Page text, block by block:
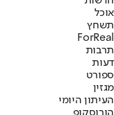
אוכל
תשחץ
ForReal
תרבות
דעות
ספורט
מגזין
העיתון היומי